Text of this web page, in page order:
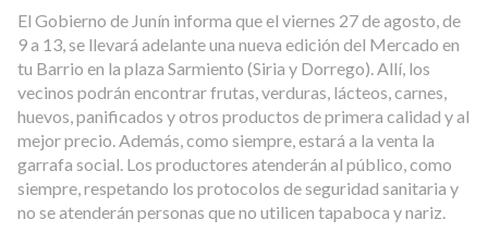
El Gobierno de Junín informa que el viernes 27 de agosto, de
9 a 13, se llevará adelante una nueva edición del Mercado en
tu Barrio en la plaza Sarmiento (Siria y Dorrego). Allí, los
vecinos podrán encontrar frutas, verduras, lácteos, carnes,
huevos, panificados y otros productos de primera calidad y al
mejor precio. Además, como siempre, estará a la venta la
garrafa social. Los productores atenderán al público, como
siempre, respetando los protocolos de seguridad sanitaria y
no se atenderán personas que no utilicen tapaboca y nariz.